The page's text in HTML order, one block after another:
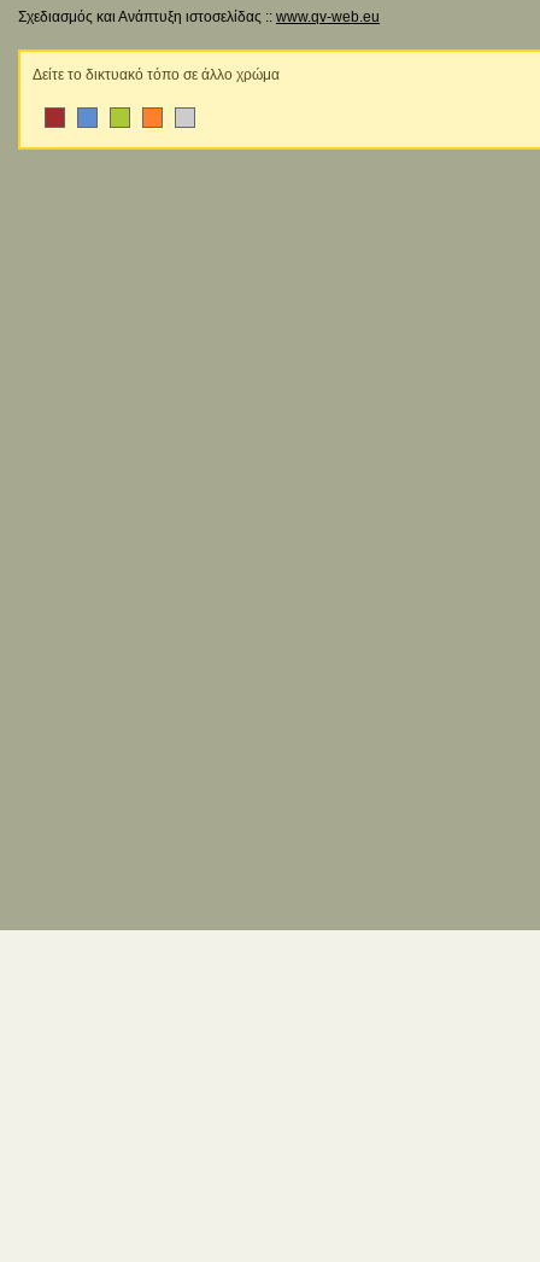
Σχεδιασμός και Ανάπτυξη ιστοσελίδας :: www.qv-web.eu
Δείτε το δικτυακό τόπο σε άλλο χρώμα